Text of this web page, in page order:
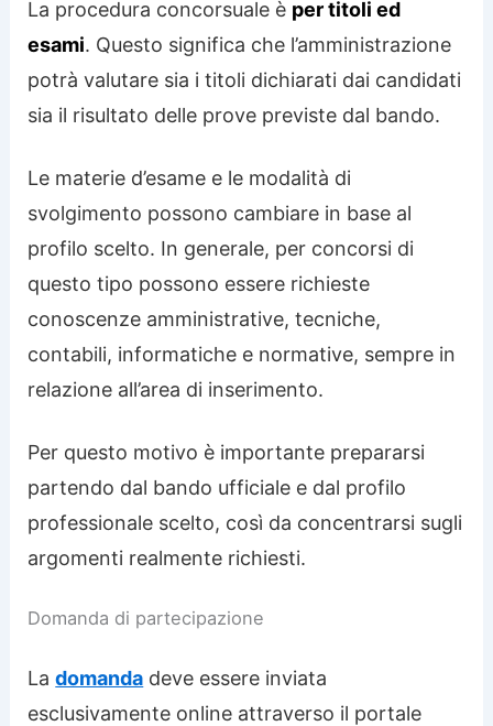
La procedura concorsuale è per titoli ed
esami. Questo significa che l’amministrazione
potrà valutare sia i titoli dichiarati dai candidati
sia il risultato delle prove previste dal bando.
Le materie d’esame e le modalità di
svolgimento possono cambiare in base al
profilo scelto. In generale, per concorsi di
questo tipo possono essere richieste
conoscenze amministrative, tecniche,
contabili, informatiche e normative, sempre in
relazione all’area di inserimento.
Per questo motivo è importante prepararsi
partendo dal bando ufficiale e dal profilo
professionale scelto, così da concentrarsi sugli
argomenti realmente richiesti.
Domanda di partecipazione
Ladomanda deve essere inviata
esclusivamente online attraverso il portale